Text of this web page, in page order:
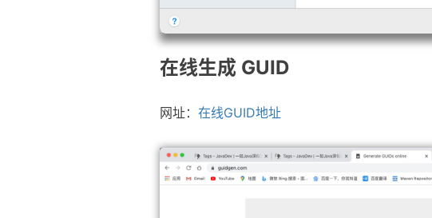
在线生成 GUID
网址： 在线GUID地址